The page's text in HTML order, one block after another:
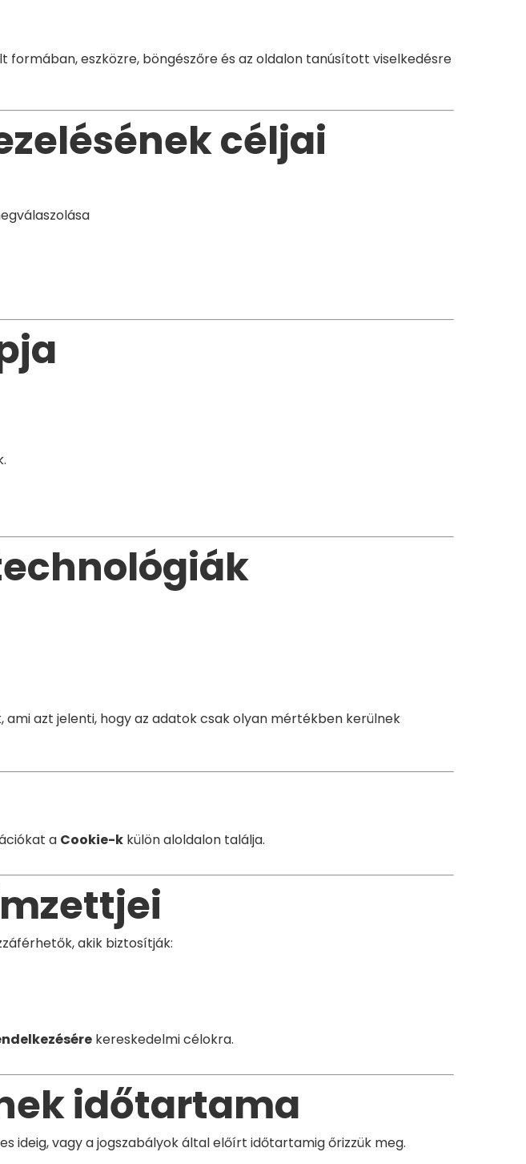
eszközre, böngészőre és az oldalon tanúsított viselkedésre
céljai
azt jelenti, hogy az adatok csak olyan mértékben kerülnek
a Cookie-k külön aloldalon találja.
akik biztosítják:
kereskedelmi célokra.
időtartama
ideig, vagy a jogszabályok által előírt időtartamig őrizzük meg.